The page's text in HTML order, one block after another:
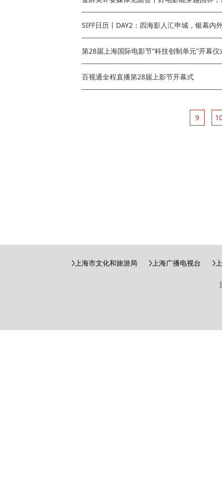
SIFF日历丨DAY2：四海影人汇申城，银幕内
第28届上海国际电影节“科技创制单元”开幕
百视通全程直播第28届上影节开幕式
9
上海市文化和旅游局 上海广播电视台